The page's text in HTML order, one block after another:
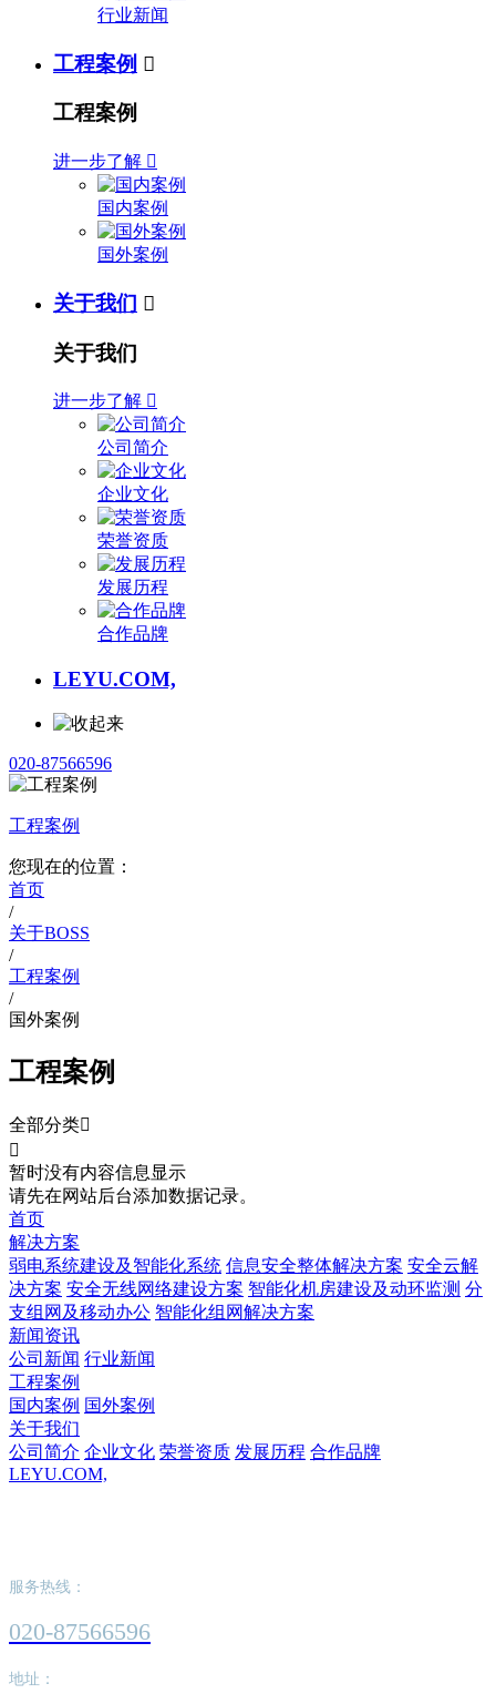
行业新闻
工程案例 
工程案例
进一步了解 
国内案例
国外案例
关于我们 
关于我们
进一步了解 
公司简介
企业文化
荣誉资质
发展历程
合作品牌
LEYU.COM,
020-87566596
工程案例
您现在的位置：
首页
/
关于BOSS
/
工程案例
/
国外案例
工程案例
全部分类

暂时没有内容信息显示
请先在网站后台添加数据记录。
首页
解决方案
弱电系统建设及智能化系统 信息安全整体解决方案 安全云解
决方案 安全无线网络建设方案 智能化机房建设及动环监测 分
支组网及移动办公 智能化组网解决方案
新闻资讯
公司新闻 行业新闻
工程案例
国内案例 国外案例
关于我们
公司简介 企业文化 荣誉资质 发展历程 合作品牌
LEYU.COM,
服务热线：
020-87566596
地址：